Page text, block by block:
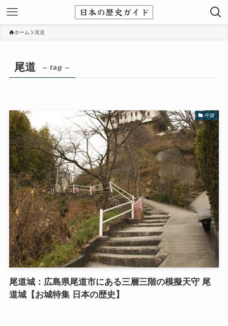
ホーム 尾道
尾道 – tag –
中国
尾道城：広島県尾道市にある三層三階の模擬天守 尾
道城【お城特集 日本の歴史】